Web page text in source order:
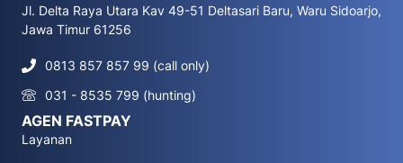
Jl. Delta Raya Utara Kav 49-51 Deltasari Baru, Waru Sidoarjo,
Jawa Timur 61256
0813 857 857 99 (call only)
031 - 8535 799 (hunting)
AGEN FASTPAY
Layanan